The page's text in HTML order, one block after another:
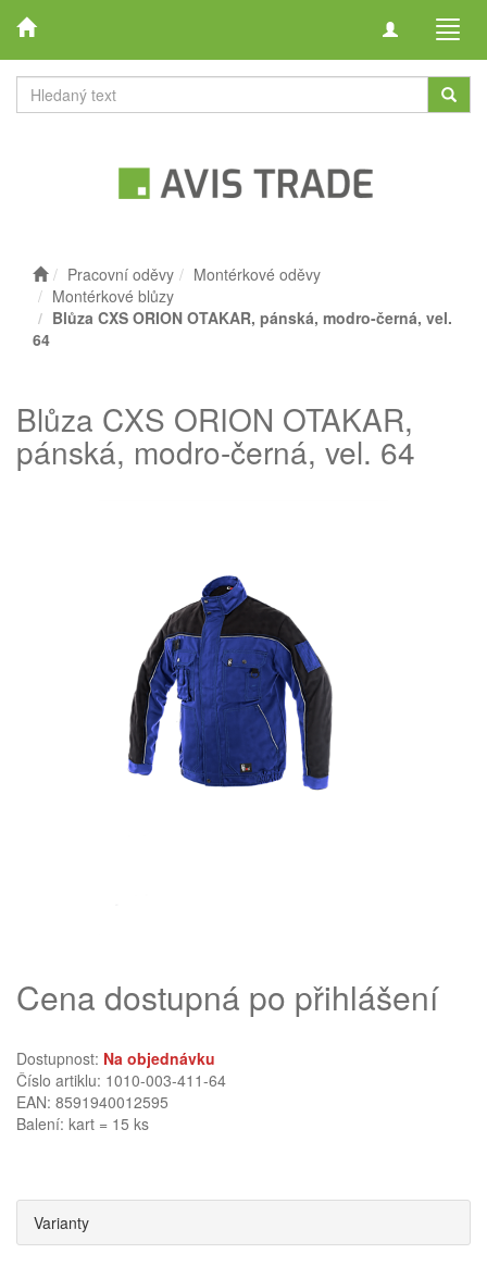
Toggle
Pracovní oděvy
Montérkové oděvy
Montérkové blůzy
Blůza CXS ORION OTAKAR, pánská, modro-černá, vel.
64
Blůza CXS ORION OTAKAR,
pánská, modro-černá, vel. 64
Cena dostupná po přihlášení
Dostupnost: Na objednávku
Číslo artiklu: 1010-003-411-64
EAN: 8591940012595
Balení: kart = 15 ks
Varianty